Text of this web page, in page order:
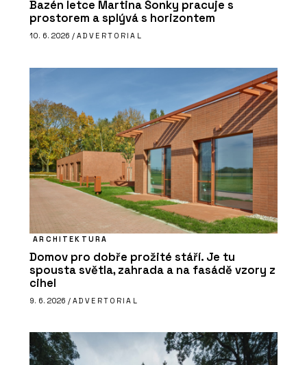
Bazén letce Martina Šonky pracuje s
prostorem a splývá s horizontem
10. 6. 2026 / ADVERTORIAL
ARCHITEKTURA
Domov pro dobře prožité stáří. Je tu
spousta světla, zahrada a na fasádě vzory z
cihel
9. 6. 2026 / ADVERTORIAL